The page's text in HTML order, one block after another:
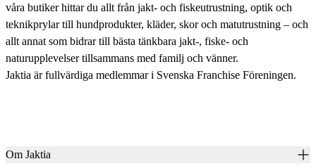
våra butiker hittar du allt från jakt- och fiskeutrustning, optik och
teknikprylar till hundprodukter, kläder, skor och matutrustning – och
allt annat som bidrar till bästa tänkbara jakt-, fiske- och
naturupplevelser tillsammans med familj och vänner.
Jaktia är fullvärdiga medlemmar i Svenska Franchise Föreningen.
Om Jaktia